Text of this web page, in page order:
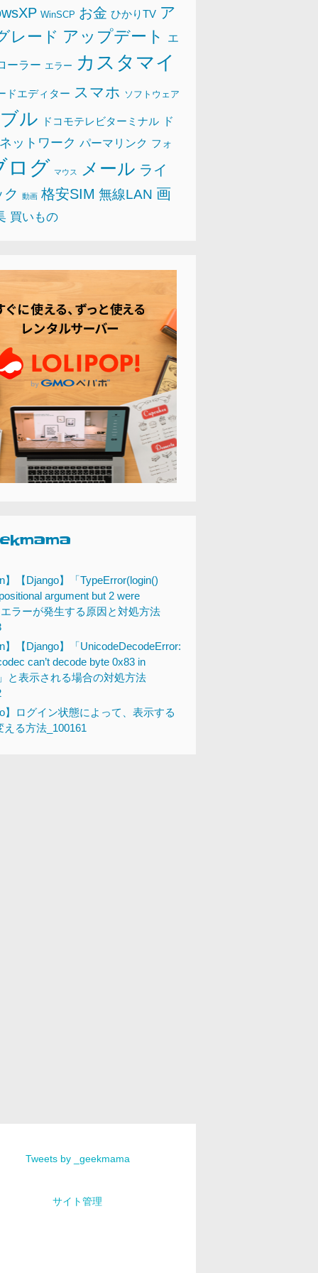
WinSCP お金 ひかりTV ア
レード アップデート エ
ーラー エラー カスタマイ
ドエディター スマホ ソフトウェア
ル ドコモテレビターミナル ド
ネットワーク パーマリンク フォ
ログ マウス メール ライ
動画 格安SIM 無線LAN 画
買いもの
】【Django】「TypeError(login()
argument but 2 were
ラーが発生する原因と対処方法
】【Django】「UnicodeDecodeError:
can’t decode byte 0x83 in
と表示される場合の対処方法
】ログイン状態によって、表示する
える方法_100161
Tweets by _geekmama
サイト管理